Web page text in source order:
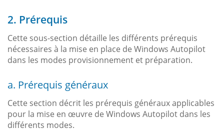
2. Prérequis
Cette sous-section détaille les différents prérequis
nécessaires à la mise en place de Windows Autopilot
dans les modes provisionnement et préparation.
a. Prérequis généraux
Cette section décrit les prérequis généraux applicables
pour la mise en œuvre de Windows Autopilot dans les
différents modes.